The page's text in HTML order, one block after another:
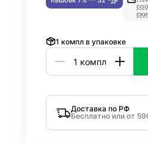
1 компл в упаковке
Доставка по РФ
Бесплатно или от